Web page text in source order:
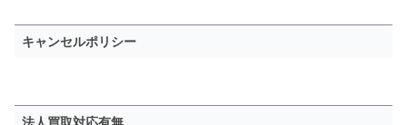
キャンセルポリシー